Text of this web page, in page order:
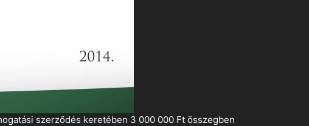
szerződés keretében 3 000 000 Ft összegben